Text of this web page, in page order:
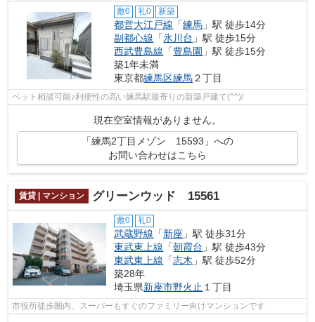
敷0 礼0 新築
都営大江戸線 「練馬 」駅 徒歩14分
副都心線 「氷川台 」駅 徒歩15分
西武豊島線 「豊島園 」駅 徒歩15分
築1年未満
東京都練馬区練馬２丁目
ペット相談可能♪利便性の高い練馬駅最寄りの新築戸建て(^^)/
現在空室情報がありません。
「練馬2丁目メゾン 15593」への
お問い合わせはこちら
賃貸 | マンション グリーンウッド 15561
敷0 礼0
武蔵野線 「新座 」駅 徒歩31分
東武東上線 「朝霞台 」駅 徒歩43分
東武東上線 「志木 」駅 徒歩52分
築28年
埼玉県新座市野火止 １丁目
市役所徒歩圏内、スーパーもすぐのファミリー向けマンションです